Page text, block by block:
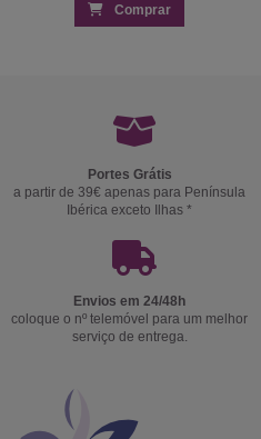
Comprar
Portes Grátis
a partir de 39€ apenas para Península
Ibérica exceto Ilhas *
Envios em 24/48h
coloque o nº telemóvel para um melhor
serviço de entrega.